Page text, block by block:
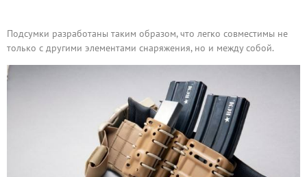
Подсумки разработаны таким образом, что легко совместимы не
только с другими элементами снаряжения, но и между собой.